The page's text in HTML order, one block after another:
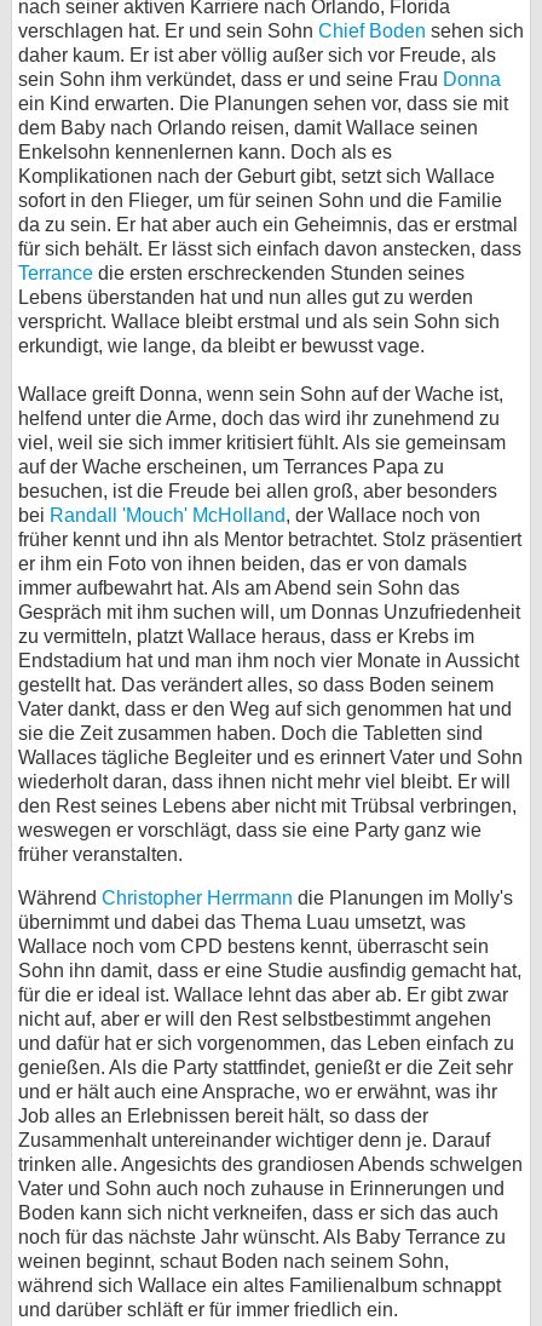
nach seiner aktiven Karriere nach Orlando, Florida
verschlagen hat. Er und sein Sohn Chief Boden sehen sich
daher kaum. Er ist aber völlig außer sich vor Freude, als
sein Sohn ihm verkündet, dass er und seine Frau Donna
ein Kind erwarten. Die Planungen sehen vor, dass sie mit
dem Baby nach Orlando reisen, damit Wallace seinen
Enkelsohn kennenlernen kann. Doch als es
Komplikationen nach der Geburt gibt, setzt sich Wallace
sofort in den Flieger, um für seinen Sohn und die Familie
da zu sein. Er hat aber auch ein Geheimnis, das er erstmal
für sich behält. Er lässt sich einfach davon anstecken, dass
Terrance die ersten erschreckenden Stunden seines
Lebens überstanden hat und nun alles gut zu werden
verspricht. Wallace bleibt erstmal und als sein Sohn sich
erkundigt, wie lange, da bleibt er bewusst vage.
Wallace greift Donna, wenn sein Sohn auf der Wache ist,
helfend unter die Arme, doch das wird ihr zunehmend zu
viel, weil sie sich immer kritisiert fühlt. Als sie gemeinsam
auf der Wache erscheinen, um Terrances Papa zu
besuchen, ist die Freude bei allen groß, aber besonders
bei Randall 'Mouch' McHolland, der Wallace noch von
früher kennt und ihn als Mentor betrachtet. Stolz präsentiert
er ihm ein Foto von ihnen beiden, das er von damals
immer aufbewahrt hat. Als am Abend sein Sohn das
Gespräch mit ihm suchen will, um Donnas Unzufriedenheit
zu vermitteln, platzt Wallace heraus, dass er Krebs im
Endstadium hat und man ihm noch vier Monate in Aussicht
gestellt hat. Das verändert alles, so dass Boden seinem
Vater dankt, dass er den Weg auf sich genommen hat und
sie die Zeit zusammen haben. Doch die Tabletten sind
Wallaces tägliche Begleiter und es erinnert Vater und Sohn
wiederholt daran, dass ihnen nicht mehr viel bleibt. Er will
den Rest seines Lebens aber nicht mit Trübsal verbringen,
weswegen er vorschlägt, dass sie eine Party ganz wie
früher veranstalten.
Während Christopher Herrmann die Planungen im Molly's
übernimmt und dabei das Thema Luau umsetzt, was
Wallace noch vom CPD bestens kennt, überrascht sein
Sohn ihn damit, dass er eine Studie ausfindig gemacht hat,
für die er ideal ist. Wallace lehnt das aber ab. Er gibt zwar
nicht auf, aber er will den Rest selbstbestimmt angehen
und dafür hat er sich vorgenommen, das Leben einfach zu
genießen. Als die Party stattfindet, genießt er die Zeit sehr
und er hält auch eine Ansprache, wo er erwähnt, was ihr
Job alles an Erlebnissen bereit hält, so dass der
Zusammenhalt untereinander wichtiger denn je. Darauf
trinken alle. Angesichts des grandiosen Abends schwelgen
Vater und Sohn auch noch zuhause in Erinnerungen und
Boden kann sich nicht verkneifen, dass er sich das auch
noch für das nächste Jahr wünscht. Als Baby Terrance zu
weinen beginnt, schaut Boden nach seinem Sohn,
während sich Wallace ein altes Familienalbum schnappt
und darüber schläft er für immer friedlich ein.
Cookie-Einstellungen
Impressum
Desktop-Ansicht
myFanbase